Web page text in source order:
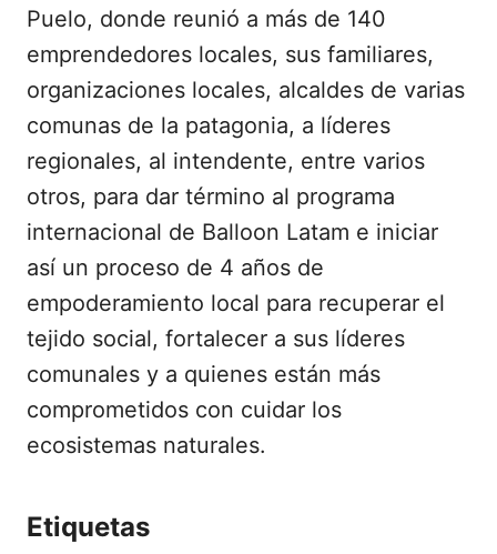
Puelo, donde reunió a más de 140
emprendedores locales, sus familiares,
organizaciones locales, alcaldes de varias
comunas de la patagonia, a líderes
regionales, al intendente, entre varios
otros, para dar término al programa
internacional de Balloon Latam e iniciar
así un proceso de 4 años de
empoderamiento local para recuperar el
tejido social, fortalecer a sus líderes
comunales y a quienes están más
comprometidos con cuidar los
ecosistemas naturales.
Etiquetas